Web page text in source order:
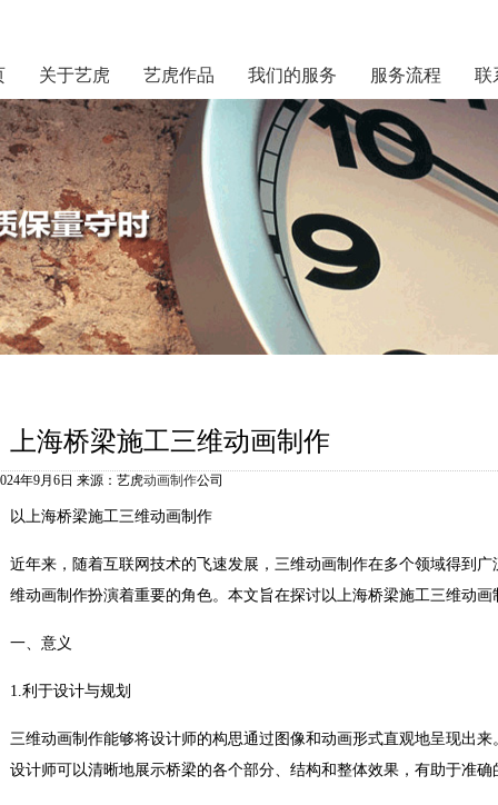
关于艺虎 艺虎作品 我们的服务 服务流程 联
上海桥梁施工三维动画制作
年9月6日 来源：艺虎动画制作公司
以上海桥梁施工三维动画制作
近年来，随着互联网技术的飞速发展，三维动画制作在多个领域得到
维动画制作扮演着重要的角色。本文旨在探讨以上海桥梁施工三维动
一、意义
1.利于设计与规划
三维动画制作能够将设计师的构思通过图像和动画形式直观地呈现出
设计师可以清晰地展示桥梁的各个部分、结构和整体效果，有助于准确